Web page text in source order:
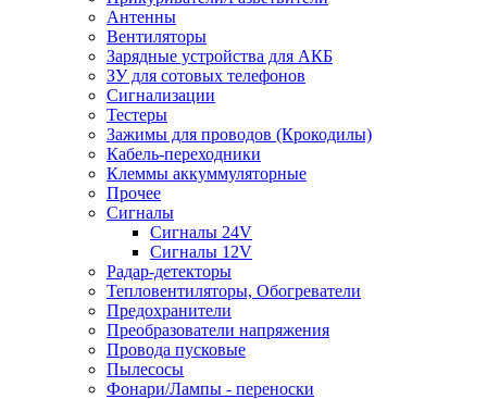
Антенны
Вентиляторы
Зарядные устройства для АКБ
ЗУ для сотовых телефонов
Сигнализации
Тестеры
Зажимы для проводов (Крокодилы)
Кабель-переходники
Клеммы аккуммуляторные
Прочее
Сигналы
Сигналы 24V
Сигналы 12V
Радар-детекторы
Тепловентиляторы, Обогреватели
Предохранители
Преобразователи напряжения
Провода пусковые
Пылесосы
Фонари/Лампы - переноски